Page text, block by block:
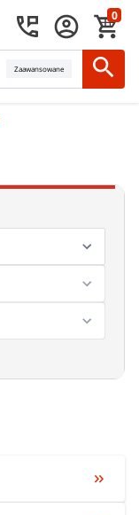
0
Zaawansowane